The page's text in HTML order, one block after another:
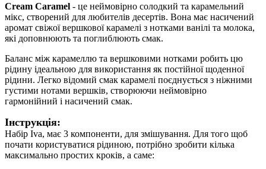
Cream Caramel - це неймовірно солодкий та карамельний
мікс, створений для любителів десертів. Вона має насичений
аромат свіжої вершкової карамелі з нотками ванілі та молока,
які доповнюють та поглиблюють смак.
Баланс між карамеллю та вершковими нотками робить цю
рідину ідеальною для використання як постійної щоденної
рідини. Легко відомий смак карамелі поєднується з ніжними
густими нотами вершків, створюючи неймовірно
гармонійний і насичений смак.
Інструкція:
Набір Iva, має 3 компоненти, для змішування. Для того щоб
почати користуватися рідиною, потрібно зробити кілька
максимально простих кроків, а саме: